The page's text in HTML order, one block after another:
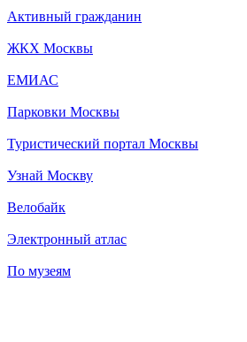
Активный гражданин
ЖКХ Москвы
ЕМИАС
Парковки Москвы
Туристический портал Москвы
Узнай Москву
Велобайк
Электронный атлас
По музеям